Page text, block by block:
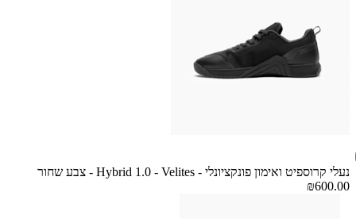
נעלי קרוספיט ואימון פונקציונלי - Hybrid 1.0 - Velites - צבע שחור
₪600.00